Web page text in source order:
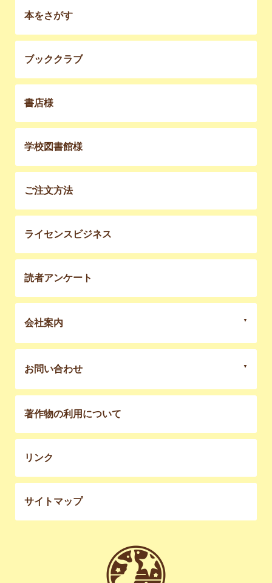
本をさがす
ブッククラブ
書店様
学校図書館様
ご注文方法
ライセンスビジネス
読者アンケート
会社案内
お問い合わせ
著作物の利用について
リンク
サイトマップ